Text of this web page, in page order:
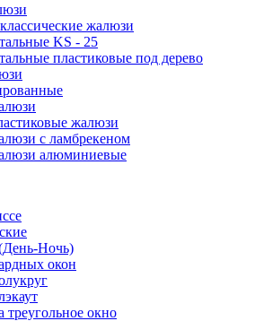
жалюзи
KS - 25
пластиковые под дерево
жалюзи
с ламбрекеном
алюминиевые
Ночь)
окон
окно